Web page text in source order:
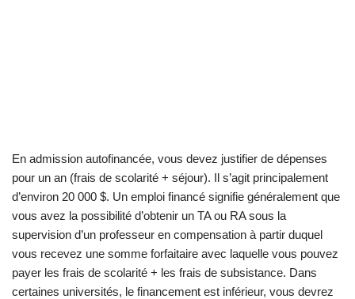
En admission autofinancée, vous devez justifier de dépenses
pour un an (frais de scolarité + séjour). Il s’agit principalement
d’environ 20 000 $. Un emploi financé signifie généralement que
vous avez la possibilité d’obtenir un TA ou RA sous la
supervision d’un professeur en compensation à partir duquel
vous recevez une somme forfaitaire avec laquelle vous pouvez
payer les frais de scolarité + les frais de subsistance. Dans
certaines universités, le financement est inférieur, vous devrez